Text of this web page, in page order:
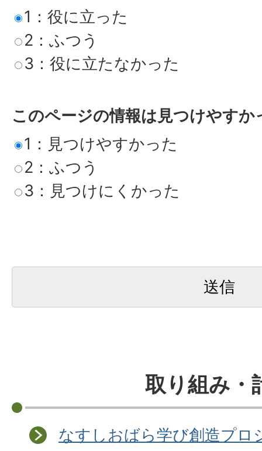
1：役に立った
2：ふつう
3：役に立たなかった
このページの情報は見つけやすか
1：見つけやすかった
2：ふつう
3：見つけにくかった
取り組み・
なすしおばら学び創造プロ